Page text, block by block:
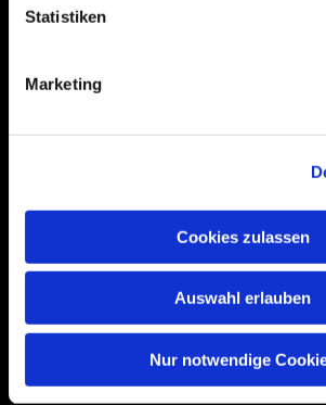
Statistiken
Marketing
Cookies zulassen
Auswahl erlauben
Nur notwendige
Bitte akzeptieren Sie
Accept cookies